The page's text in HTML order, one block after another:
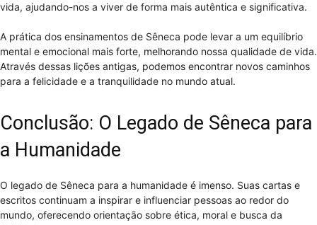
vida, ajudando-nos a viver de forma mais autêntica e significativa.
A prática dos ensinamentos de Sêneca pode levar a um equilíbrio
mental e emocional mais forte, melhorando nossa qualidade de vida.
Através dessas lições antigas, podemos encontrar novos caminhos
para a felicidade e a tranquilidade no mundo atual.
Conclusão: O Legado de Sêneca para
a Humanidade
O legado de Sêneca para a humanidade é imenso. Suas cartas e
escritos continuam a inspirar e influenciar pessoas ao redor do
mundo, oferecendo orientação sobre ética, moral e busca da